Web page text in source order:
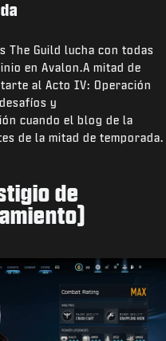
The Guild lucha con todas
en Avalon.A mitad de
al Acto IV: Operación
y
cuando el blog de la
de la mitad de temporada.
de